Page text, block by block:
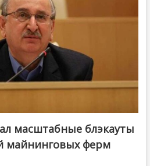
масштабные блэкауты
майнинговых ферм